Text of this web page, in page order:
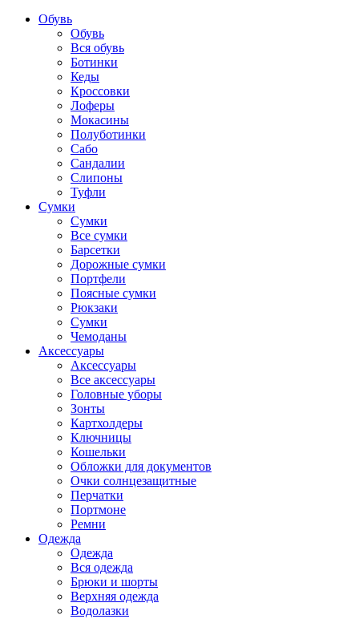
Обувь
Обувь
Вся обувь
Ботинки
Кеды
Кроссовки
Лоферы
Мокасины
Полуботинки
Сабо
Сандалии
Слипоны
Туфли
Сумки
Сумки
Все сумки
Барсетки
Дорожные сумки
Портфели
Поясные сумки
Рюкзаки
Сумки
Чемоданы
Аксессуары
Аксессуары
Все аксессуары
Головные уборы
Зонты
Картхолдеры
Ключницы
Кошельки
Обложки для документов
Очки солнцезащитные
Перчатки
Портмоне
Ремни
Одежда
Одежда
Вся одежда
Брюки и шорты
Верхняя одежда
Водолазки